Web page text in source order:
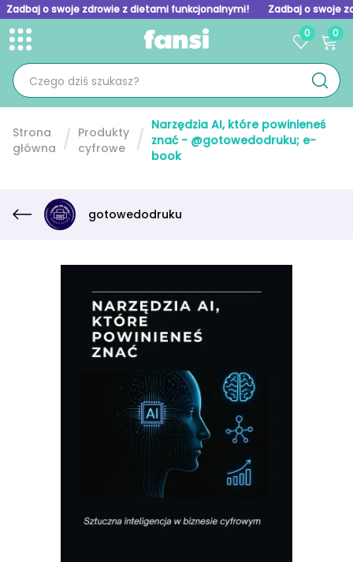
Zadbaj o swoje zdrowie z dietami funkcjonalnymi! Zadbaj o swoje
Toggle menu
0 0
Strona
główna
Produkty
cyfrowe
Narzędzia AI, które powinieneś
znać - @gotowedodruku; e-
book
gotowedodruku